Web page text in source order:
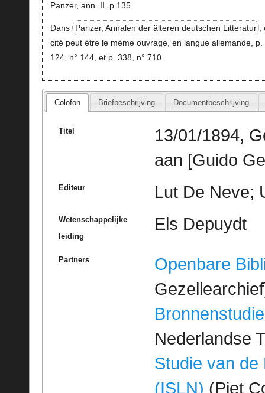
Panzer, ann. II, p.135.
Dans Parizer, Annalen der älteren deutschen Litteratur ,
cité peut être le même ouvrage, en langue allemande, p.
124, n° 144, et p. 338, n° 710.
Colofon Briefbeschrijving Documentbeschrijving
Titel
13/01/1894,
aan [Guido
Editeur Lut De Neve;
Wetenschappelijke
leiding
Els Depuydt
Partners
Openbare
Bronnenstudie
Nederlandse
Studie van de
(ISLN) (Piet